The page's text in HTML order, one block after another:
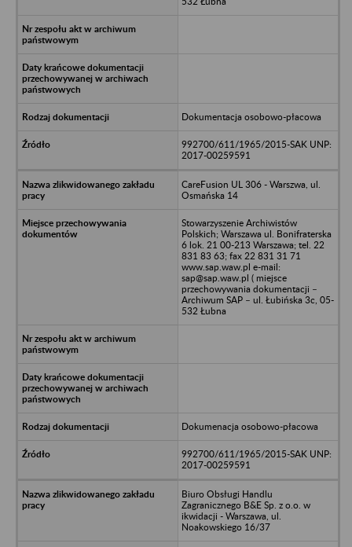
Dokumentacja osobowo-płacowa
992700/611/1965/2015-SAK UNP:
2017-00259591
CareFusion UL 306 - Warszwa, ul.
Osmańska 14
Stowarzyszenie Archiwistów
Polskich; Warszawa ul. Bonifraterska
6 lok. 21 00-213 Warszawa; tel. 22
831 83 63; fax 22 831 31 71
www.sap.waw.pl e-mail:
sap@sap.waw.pl ( miejsce
przechowywania dokumentacji –
Archiwum SAP – ul. Łubińska 3c, 05-
532 Łubna
Dokumenacja osobowo-płacowa
992700/611/1965/2015-SAK UNP:
2017-00259591
Biuro Obsługi Handlu
Zagranicznego B&E Sp. z o.o. w
ikwidacji - Warszawa, ul.
Noakowskiego 16/37